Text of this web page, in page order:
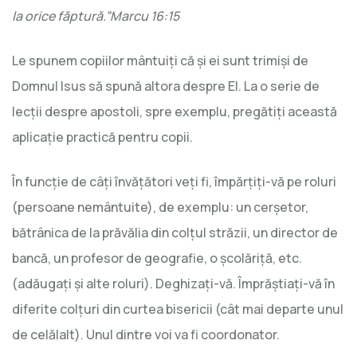
la orice făptură.”Marcu 16:15
Le spunem copiilor mântuiți că și ei sunt trimiși de
Domnul Isus să spună altora despre El. La o serie de
lecții despre apostoli, spre exemplu, pregătiți această
aplicație practică pentru copii.
În funcție de câți învățători veți fi, împărțiți-vă pe roluri
(persoane nemântuite), de exemplu: un cerșetor,
bătrânica de la prăvălia din colțul străzii, un director de
bancă, un profesor de geografie, o școlăriță, etc.
(adăugați și alte roluri). Deghizați-vă. Împrăștiați-vă în
diferite colțuri din curtea bisericii (cât mai departe unul
de celălalt). Unul dintre voi va fi coordonator.